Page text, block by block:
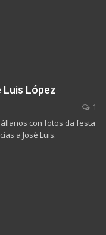
Luis López
1
con fotos da festa
a José Luis.